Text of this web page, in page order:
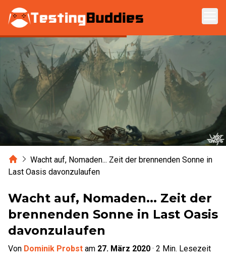
Zum Hauptinhalt springen
HomeWacht auf, Nomaden... Zeit der brennenden Sonne in
Last Oasis davonzulaufen
Wacht auf, Nomaden... Zeit der
brennenden Sonne in Last Oasis
davonzulaufen
Von Dominik Probst am 27. März 2020 · 2 Min. Lesezeit